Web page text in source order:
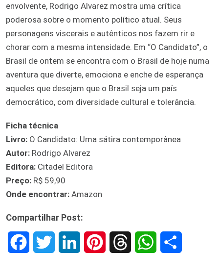
envolvente, Rodrigo Alvarez mostra uma crítica
poderosa sobre o momento político atual. Seus
personagens viscerais e autênticos nos fazem rir e
chorar com a mesma intensidade. Em “O Candidato”, o
Brasil de ontem se encontra com o Brasil de hoje numa
aventura que diverte, emociona e enche de esperança
aqueles que desejam que o Brasil seja um país
democrático, com diversidade cultural e tolerância.
Ficha técnica
Livro: O Candidato: Uma sátira contemporânea
Autor: Rodrigo Alvarez
Editora: Citadel Editora
Preço: R$ 59,90
Onde encontrar: Amazon
Compartilhar Post: